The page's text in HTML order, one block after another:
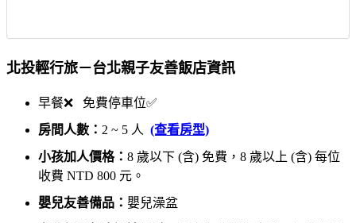
北投輕行旅－台北親子友善飯店資訊
早餐❌ 免費停車位✅
房間人數： 2 ~ 5 人 (查看房型)
小孩加人價格： 8 歲以下 (含) 免費，8 歲以上 (含) 每位
收費 NTD 800 元。
嬰兒友善備品： 嬰兒澡盆